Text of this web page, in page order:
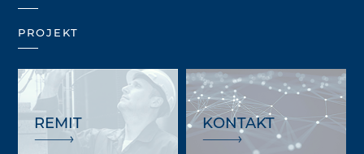
PROJEKT
REMIT KONTAKT